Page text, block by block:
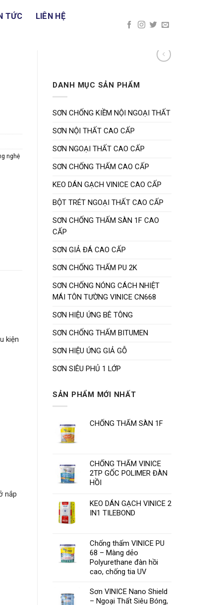
TỨC
LIÊN HỆ
DANH MỤC SẢN PHẨM
SƠN CHỐNG KIỀM NỘI NGOẠI THẤT
SƠN NỘI THẤT CAO CẤP
SƠN NGOẠI THẤT CAO CẤP
SƠN CHỐNG THẤM CAO CẤP
KEO DÁN GẠCH VINICE CAO CẤP
BỘT TRÉT NGOẠI THẤT CAO CẤP
SƠN CHỐNG THẤM SÀN 1F CAO
CẤP
SƠN GIẢ ĐÁ CAO CẤP
SƠN CHỐNG THẤM PU 2K
SƠN CHỐNG NÓNG CÁCH NHIỆT
MÁI TÔN TƯỜNG VINICE CN668
SƠN HIỆU ỨNG BÊ TÔNG
SƠN CHỐNG THẤM BITUMEN
SƠN HIỆU ỨNG GIẢ GỖ
SƠN SIÊU PHỦ 1 LỚP
SẢN PHẨM MỚI NHẤT
CHỐNG THẤM SÀN 1F
CHỐNG THẤM VINICE
2TP GỐC POLIMER ĐÀN
HỒI
KEO DÁN GẠCH VINICE 2
IN1 TILEBOND
Chống thấm VINICE PU
68 – Màng dẻo
Polyurethane đàn hồi
cao, chống tia UV
Sơn VINICE Nano Shield
– Ngoại Thất Siêu Bóng,
nghệ
kiện
nắp